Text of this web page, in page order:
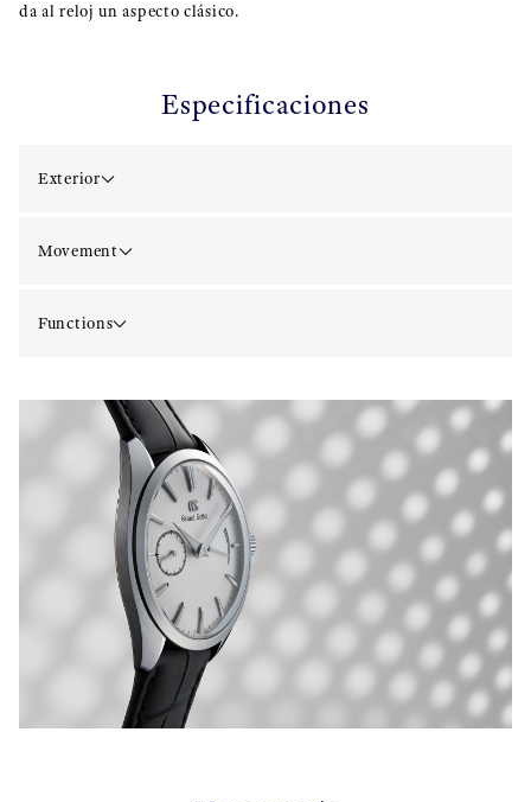
da al reloj un aspecto clásico.
Especificaciones
Exterior
Movement
Functions